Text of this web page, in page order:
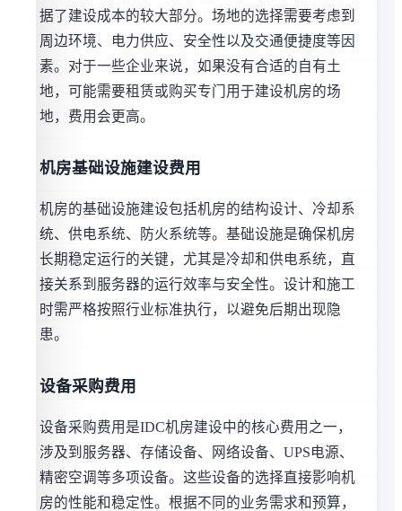
据了建设成本的较大部分。场地的选择需要考虑到
周边环境、电力供应、安全性以及交通便捷度等因
素。对于一些企业来说，如果没有合适的自有土
地，可能需要租赁或购买专门用于建设机房的场
地，费用会更高。
机房基础设施建设费用
机房的基础设施建设包括机房的结构设计、冷却系
统、供电系统、防火系统等。基础设施是确保机房
长期稳定运行的关键，尤其是冷却和供电系统，直
接关系到服务器的运行效率与安全性。设计和施工
时需严格按照行业标准执行，以避免后期出现隐
患。
设备采购费用
设备采购费用是IDC机房建设中的核心费用之一，
涉及到服务器、存储设备、网络设备、UPS电源、
精密空调等多项设备。这些设备的选择直接影响机
房的性能和稳定性。根据不同的业务需求和预算，